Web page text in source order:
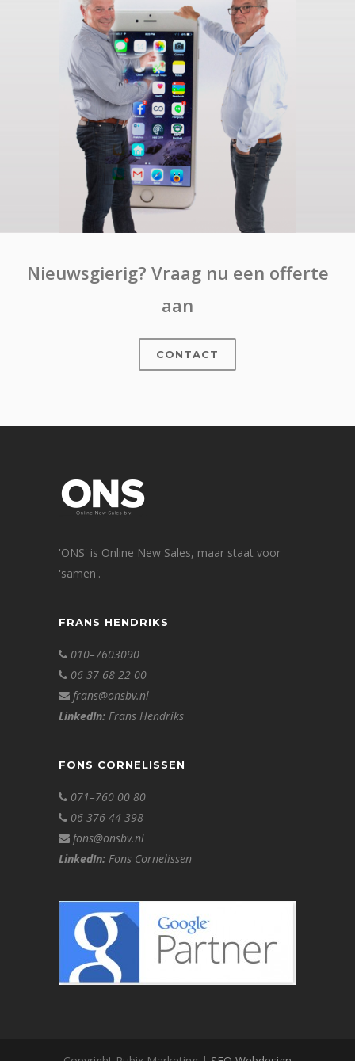
Nieuwsgierig? Vraag nu een offerte
aan
CONTACT
'ONS' is Online New Sales, maar staat voor
'samen'.
FRANS HENDRIKS
010–7603090
06 37 68 22 00
frans@onsbv.nl
LinkedIn: Frans Hendriks
FONS CORNELISSEN
071–760 00 80
06 376 44 398
fons@onsbv.nl
LinkedIn: Fons Cornelissen